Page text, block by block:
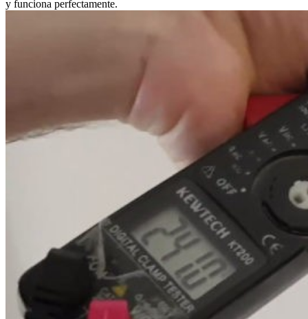
y funciona perfectamente.